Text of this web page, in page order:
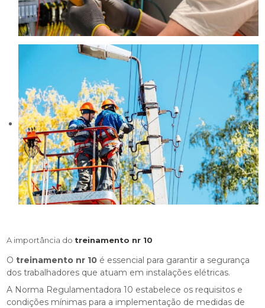
A importância do treinamento nr 10
Otreinamento nr 10 é essencial para garantir a segurança
dos trabalhadores que atuam em instalações elétricas.
A Norma Regulamentadora 10 estabelece os requisitos e
condições mínimas para a implementação de medidas de